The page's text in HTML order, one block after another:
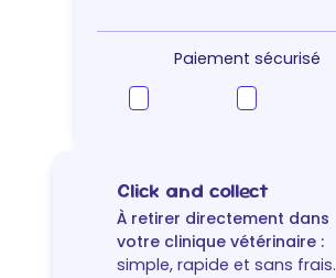
Paiement sécurisé
Click and collect
À retirer directement dans
votre clinique vétérinaire :
simple, rapide et sans frais.